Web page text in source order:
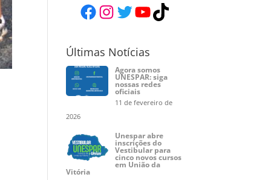
Facebook
Instagram
Twitter
YouTube
TikTok
Últimas Notícias
Agora somos
UNESPAR: siga
nossas redes
oficiais
11 de fevereiro de
2026
Unespar abre
inscrições do
Vestibular para
cinco novos cursos
em União da
Vitória